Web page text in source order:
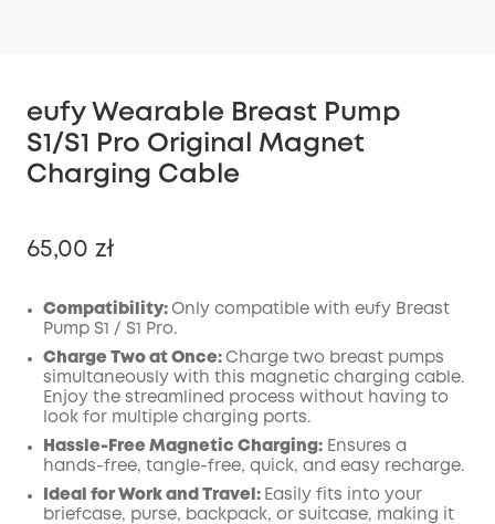
eufy Wearable Breast Pump
S1/S1 Pro Original Magnet
Charging Cable
65,00 zł
Wyłączony
Kod:
KOPIA
Compatibility: Only compatible with eufy Breast
Pump S1 / S1 Pro.
Charge Two at Once: Charge two breast pumps
simultaneously with this magnetic charging cable.
Enjoy the streamlined process without having to
look for multiple charging ports.
Hassle-Free Magnetic Charging: Ensures a
hands-free, tangle-free, quick, and easy recharge.
Ideal for Work and Travel: Easily fits into your
briefcase, purse, backpack, or suitcase, making it